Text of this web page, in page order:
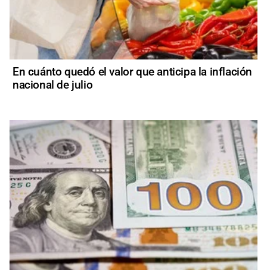
En cuánto quedó el valor que anticipa la inflación
nacional de julio